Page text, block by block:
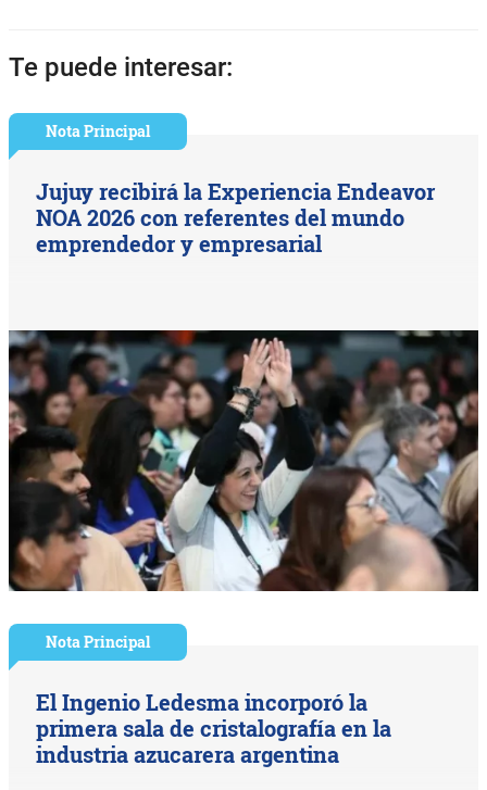
Te puede interesar:
Nota Principal
Jujuy recibirá la Experiencia Endeavor
NOA 2026 con referentes del mundo
emprendedor y empresarial
Nota Principal
El Ingenio Ledesma incorporó la
primera sala de cristalografía en la
industria azucarera argentina